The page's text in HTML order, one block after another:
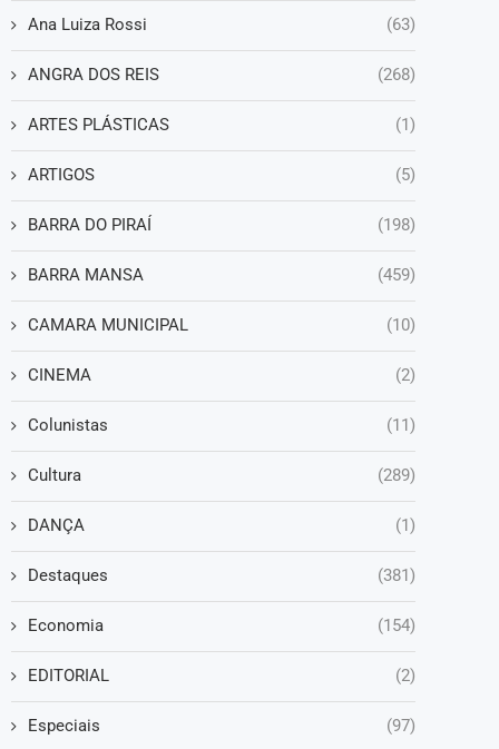
Ana Luiza Rossi (63)
ANGRA DOS REIS (268)
ARTES PLÁSTICAS (1)
ARTIGOS (5)
BARRA DO PIRAÍ (198)
BARRA MANSA (459)
CAMARA MUNICIPAL (10)
CINEMA (2)
Colunistas (11)
Cultura (289)
DANÇA (1)
Destaques (381)
Economia (154)
EDITORIAL (2)
Especiais (97)